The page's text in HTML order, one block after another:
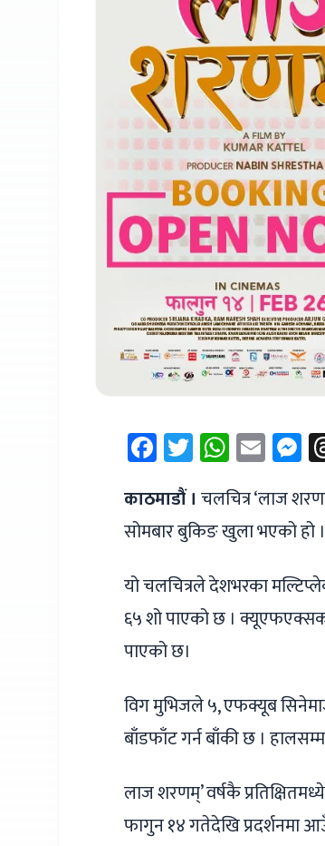
Facebook
Twitter
काठमाडौं । चलचित्र ‘लाज
सोमबार बुकिङ खुला भएको हो ।
यो चलचित्रले देशभरका
६५ शो पाएको छ ।
पाएको छ।
विग मुभिजले ५, एफक्यूब
बाँडफाँट गर्न बाँकी छ ।
लाज शरणम्’ वर्षकै
फागुन १४ गतेदेखि प्रदर्शनमा